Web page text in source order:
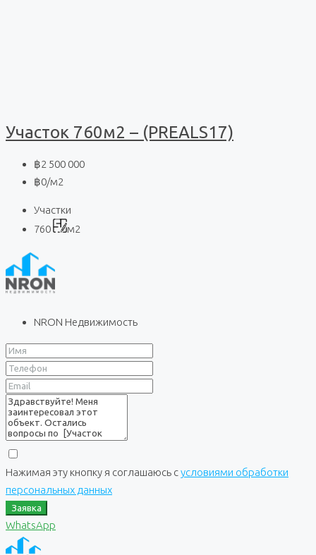
Участок 760м2 – (PREALS17)
฿2 500 000
฿0/м2
Участки
760
м2
NRON Недвижимость
Нажимая эту кнопку я соглашаюсь сусловиями обработки
персональных данных
Заявка
WhatsApp